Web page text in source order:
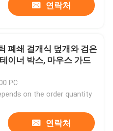
연락처
폐쇄 걸개식 덮개와 검은
이너 박스, 마우스 가드
PC
on the order quantity
연락처